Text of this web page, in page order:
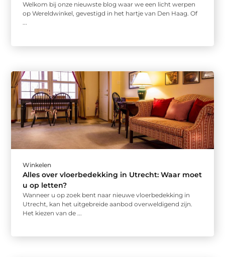
Welkom bij onze nieuwste blog waar we een licht werpen
op Wereldwinkel, gevestigd in het hartje van Den Haag. Of
...
Winkelen
Alles over vloerbedekking in Utrecht: Waar moet
u op letten?
Wanneer u op zoek bent naar nieuwe vloerbedekking in
Utrecht, kan het uitgebreide aanbod overweldigend zijn.
Het kiezen van de ...